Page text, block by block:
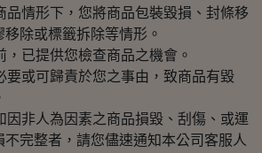
品情形下，您將商品包裝毀損、封條移
除或標籤拆除等情形。
，已提供您檢查商品之機會。
要或可歸責於您之事由，致商品有毀
因非人為因素之商品損毀、刮傷、或運
完整者，請您儘速通知本公司客服人